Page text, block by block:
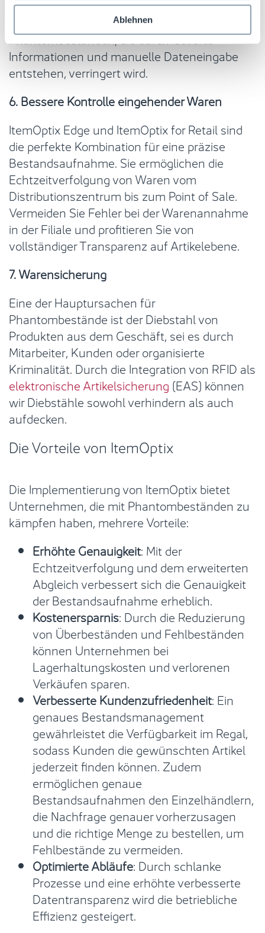
Ablehnen
Daten reibungslos zwischen verschiedenen
Plattformen fließen, wodurch das Risiko von
Phantombeständen, die durch isolierte
Informationen und manuelle Dateneingabe
entstehen, verringert wird.
6. Bessere Kontrolle eingehender Waren
ItemOptix Edge und ItemOptix for Retail sind
die perfekte Kombination für eine präzise
Bestandsaufnahme. Sie ermöglichen die
Echtzeitverfolgung von Waren vom
Distributionszentrum bis zum Point of Sale.
Vermeiden Sie Fehler bei der Warenannahme
in der Filiale und profitieren Sie von
vollständiger Transparenz auf Artikelebene.
7. Warensicherung
Eine der Hauptursachen für
Phantombestände ist der Diebstahl von
Produkten aus dem Geschäft, sei es durch
Mitarbeiter, Kunden oder organisierte
Kriminalität. Durch die Integration von RFID als
elektronische Artikelsicherung (EAS) können
wir Diebstähle sowohl verhindern als auch
aufdecken.
Die Vorteile von ItemOptix
Die Implementierung von ItemOptix bietet
Unternehmen, die mit Phantombeständen zu
kämpfen haben, mehrere Vorteile:
Erhöhte Genauigkeit: Mit der
Echtzeitverfolgung und dem erweiterten
Abgleich verbessert sich die Genauigkeit
der Bestandsaufnahme erheblich.
Kostenersparnis: Durch die Reduzierung
von Überbeständen und Fehlbeständen
können Unternehmen bei
Lagerhaltungskosten und verlorenen
Verkäufen sparen.
Verbesserte Kundenzufriedenheit: Ein
genaues Bestandsmanagement
gewährleistet die Verfügbarkeit im Regal,
sodass Kunden die gewünschten Artikel
jederzeit finden können. Zudem
ermöglichen genaue
Bestandsaufnahmen den Einzelhändlern,
die Nachfrage genauer vorherzusagen
und die richtige Menge zu bestellen, um
Fehlbestände zu vermeiden.
Optimierte Abläufe: Durch schlanke
Prozesse und eine erhöhte verbesserte
Datentransparenz wird die betriebliche
Effizienz gesteigert.